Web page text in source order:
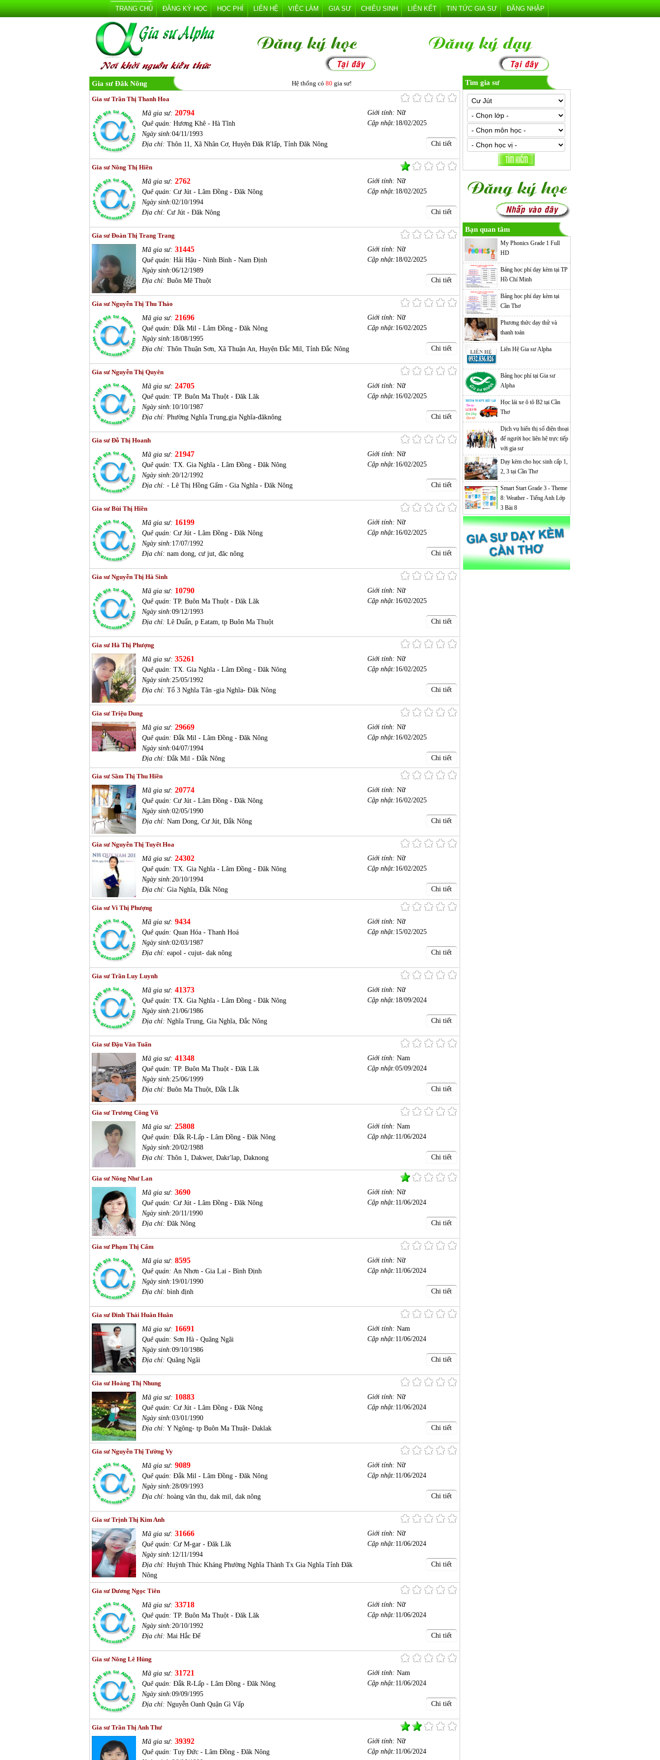
TRANG CHỦ ĐĂNG KÝ HỌC HỌC PHÍ LIÊN HỆ VIỆC LÀM GIA SƯ CHIÊU SINH LIÊN KẾT TIN TỨC GIA SƯ ĐĂNG NHẬP
Gia sư Đăk Nông Hệ thống có 80 gia sư!
Gia sư Trần Thị Thanh Hoa
Mã gia sư: 20794
Quê quán: Hương Khê - Hà Tĩnh
Ngày sinh:04/11/1993
Địa chỉ: Thôn 11, Xã Nhân Cơ, Huyện Đăk R'lấp, Tỉnh Đăk Nông
Giới tính: Nữ
Cập nhật:18/02/2025
Chi tiết
Gia sư Nông Thị Hiền
Mã gia sư: 2762
Quê quán: Cư Jút - Lâm Đồng - Đăk Nông
Ngày sinh:02/10/1994
Địa chỉ: Cư Jút - Đăk Nông
Giới tính: Nữ
Cập nhật:18/02/2025
Chi tiết
Gia sư Đoàn Thị Trang Trang
Mã gia sư: 31445
Quê quán: Hải Hậu - Ninh Bình - Nam Định
Ngày sinh:06/12/1989
Địa chỉ: Buôn Mê Thuột
Giới tính: Nữ
Cập nhật:18/02/2025
Chi tiết
Gia sư Nguyễn Thị Thu Thảo
Mã gia sư: 21696
Quê quán: Đắk Mil - Lâm Đồng - Đăk Nông
Ngày sinh:18/08/1995
Địa chỉ: Thôn Thuận Sơn, Xã Thuận An, Huyện Đắc Mil, Tỉnh Đắc Nông
Giới tính: Nữ
Cập nhật:16/02/2025
Chi tiết
Gia sư Nguyễn Thị Quyên
Mã gia sư: 24705
Quê quán: TP. Buôn Ma Thuột - Đăk Lăk
Ngày sinh:10/10/1987
Địa chỉ: Phường Nghĩa Trung,gia Nghĩa-đăknông
Giới tính: Nữ
Cập nhật:16/02/2025
Chi tiết
Gia sư Đỗ Thị Hoanh
Mã gia sư: 21947
Quê quán: TX. Gia Nghĩa - Lâm Đồng - Đăk Nông
Ngày sinh:20/12/1992
Địa chỉ: - Lê Thị Hồng Gấm - Gia Nghĩa - Đăk Nông
Giới tính: Nữ
Cập nhật:16/02/2025
Chi tiết
Gia sư Bùi Thị Hiền
Mã gia sư: 16199
Quê quán: Cư Jút - Lâm Đồng - Đăk Nông
Ngày sinh:17/07/1992
Địa chỉ: nam dong, cư jut, đăc nông
Giới tính: Nữ
Cập nhật:16/02/2025
Chi tiết
Gia sư Nguyễn Thị Hà Sinh
Mã gia sư: 10790
Quê quán: TP. Buôn Ma Thuột - Đăk Lăk
Ngày sinh:09/12/1993
Địa chỉ: Lê Duẩn, p Eatam, tp Buôn Ma Thuột
Giới tính: Nữ
Cập nhật:16/02/2025
Chi tiết
Gia sư Hà Thị Phượng
Mã gia sư: 35261
Quê quán: TX. Gia Nghĩa - Lâm Đồng - Đăk Nông
Ngày sinh:25/05/1992
Địa chỉ: Tổ 3 Nghĩa Tân -gia Nghĩa- Đăk Nông
Giới tính: Nữ
Cập nhật:16/02/2025
Chi tiết
Gia sư Triệu Dung
Mã gia sư: 29669
Quê quán: Đắk Mil - Lâm Đồng - Đăk Nông
Ngày sinh:04/07/1994
Địa chỉ: Đắk Mil - Đắk Nông
Giới tính: Nữ
Cập nhật:16/02/2025
Chi tiết
Gia sư Sầm Thị Thu Hiền
Mã gia sư: 20774
Quê quán: Cư Jút - Lâm Đồng - Đăk Nông
Ngày sinh:02/05/1990
Địa chỉ: Nam Dong, Cư Jút, Đắk Nông
Giới tính: Nữ
Cập nhật:16/02/2025
Chi tiết
Gia sư Nguyễn Thị Tuyết Hoa
Mã gia sư: 24302
Quê quán: TX. Gia Nghĩa - Lâm Đồng - Đăk Nông
Ngày sinh:20/10/1994
Địa chỉ: Gia Nghĩa, Đắk Nông
Giới tính: Nữ
Cập nhật:16/02/2025
Chi tiết
Gia sư Vi Thị Phượng
Mã gia sư: 9434
Quê quán: Quan Hóa - Thanh Hoá
Ngày sinh:02/03/1987
Địa chỉ: eapol - cujut- dak nông
Giới tính: Nữ
Cập nhật:15/02/2025
Chi tiết
Gia sư Trần Luy Luynh
Mã gia sư: 41373
Quê quán: TX. Gia Nghĩa - Lâm Đồng - Đăk Nông
Ngày sinh:21/06/1986
Địa chỉ: Nghĩa Trung, Gia Nghĩa, Đắc Nông
Giới tính: Nữ
Cập nhật:18/09/2024
Chi tiết
Gia sư Đậu Văn Tuấn
Mã gia sư: 41348
Quê quán: TP. Buôn Ma Thuột - Đăk Lăk
Ngày sinh:25/06/1999
Địa chỉ: Buôn Ma Thuột, Đắk Lắk
Giới tính: Nam
Cập nhật:05/09/2024
Chi tiết
Gia sư Trương Công Vũ
Mã gia sư: 25808
Quê quán: Đắk R-Lấp - Lâm Đồng - Đăk Nông
Ngày sinh:20/02/1988
Địa chỉ: Thôn 1, Dakwer, Dakr'lap, Daknong
Giới tính: Nam
Cập nhật:11/06/2024
Chi tiết
Gia sư Nông Như Lan
Mã gia sư: 3690
Quê quán: Cư Jút - Lâm Đồng - Đăk Nông
Ngày sinh:20/11/1990
Địa chỉ: Đăk Nông
Giới tính: Nữ
Cập nhật:11/06/2024
Chi tiết
Gia sư Phạm Thị Cẩm
Mã gia sư: 8595
Quê quán: An Nhơn - Gia Lai - Bình Định
Ngày sinh:19/01/1990
Địa chỉ: bình định
Giới tính: Nữ
Cập nhật:11/06/2024
Chi tiết
Gia sư Đinh Thái Huân Huân
Mã gia sư: 16691
Quê quán: Sơn Hà - Quãng Ngãi
Ngày sinh:09/10/1986
Địa chỉ: Quãng Ngãi
Giới tính: Nam
Cập nhật:11/06/2024
Chi tiết
Gia sư Hoàng Thị Nhung
Mã gia sư: 10883
Quê quán: Cư Jút - Lâm Đồng - Đăk Nông
Ngày sinh:03/01/1990
Địa chỉ: Y Ngông- tp Buôn Ma Thuật- Daklak
Giới tính: Nữ
Cập nhật:11/06/2024
Chi tiết
Gia sư Nguyễn Thị Tường Vy
Mã gia sư: 9089
Quê quán: Đắk Mil - Lâm Đồng - Đăk Nông
Ngày sinh:28/09/1993
Địa chỉ: hoàng văn thụ, dak mil, dak nông
Giới tính: Nữ
Cập nhật:11/06/2024
Chi tiết
Gia sư Trịnh Thị Kim Anh
Mã gia sư: 31666
Quê quán: Cư M-gar - Đăk Lăk
Ngày sinh:12/11/1994
Địa chỉ: Huỳnh Thúc Kháng Phường Nghĩa Thành Tx Gia Nghĩa Tỉnh Đăk
Nông
Giới tính: Nữ
Cập nhật:11/06/2024
Chi tiết
Gia sư Dương Ngọc Tiên
Mã gia sư: 33718
Quê quán: TP. Buôn Ma Thuột - Đăk Lăk
Ngày sinh:20/10/1992
Địa chỉ: Mai Hắc Đế
Giới tính: Nữ
Cập nhật:11/06/2024
Chi tiết
Gia sư Nông Lê Hùng
Mã gia sư: 31721
Quê quán: Đắk R-Lấp - Lâm Đồng - Đăk Nông
Ngày sinh:09/09/1995
Địa chỉ: Nguyễn Oanh Quận Gì Vấp
Giới tính: Nam
Cập nhật:11/06/2024
Chi tiết
Gia sư Trần Thị Anh Thư
Mã gia sư: 39392
Quê quán: Tuy Đức - Lâm Đồng - Đăk Nông
Giới tính: Nữ
Cập nhật:11/06/2024
Tìm gia sư
Bạn quan tâm
My Phonics Grade 1 Full
HD
Bảng học phí dạy kèm tại TP
Hồ Chí Minh
Bảng học phí dạy kèm tại
Cần Thơ
Phương thức dạy thử và
thanh toán
Liên Hệ Gia sư Alpha
Bảng học phí tại Gia sư
Alpha
Học lái xe ô tô B2 tại Cần
Thơ
Dịch vụ hiển thị số điện thoại
để người học liên hệ trực tiếp
với gia sư
Dạy kèm cho học sinh cấp 1,
2, 3 tại Cần Thơ
Smart Start Grade 3 - Theme
8: Weather - Tiếng Anh Lớp
3 Bài 8